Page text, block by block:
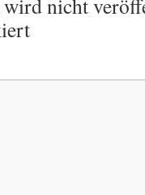
nicht